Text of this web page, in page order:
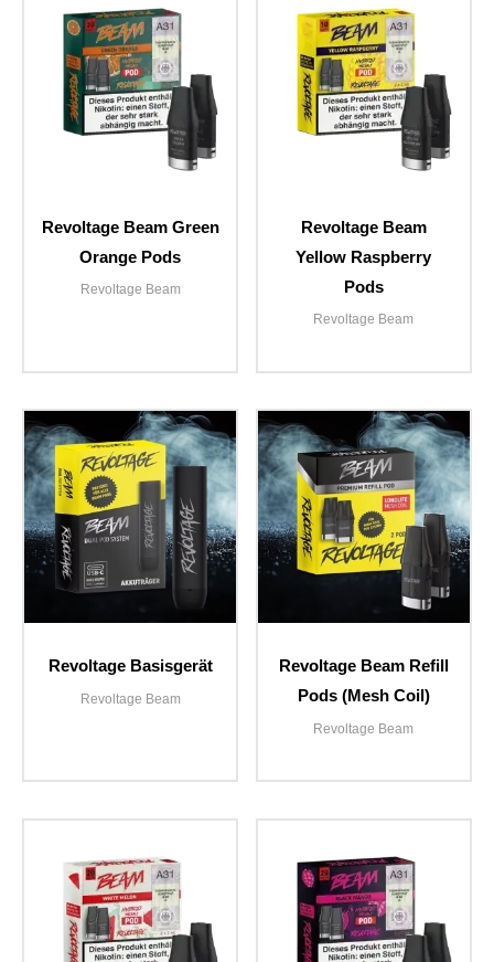
Revoltage Beam Green
Orange Pods
Revoltage Beam
Revoltage Beam
Yellow Raspberry
Pods
Revoltage Beam
Revoltage Basisgerät
Revoltage Beam
Revoltage Beam Refill
Pods (Mesh Coil)
Revoltage Beam